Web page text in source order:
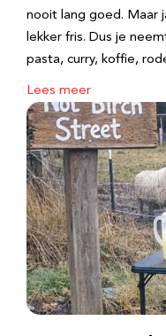
nooit lang goed. Maar
lekker fris. Dus je
pasta, curry, koffie,
Lees meer